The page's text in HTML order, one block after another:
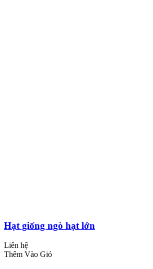
Hạt giống ngò hạt lớn
Liên hệ
Thêm Vào Giỏ